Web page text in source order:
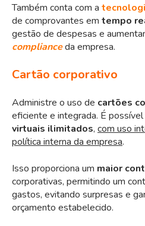
Também conta com a
de comprovantes em tempo
gestão de despesas e
complianceda empresa.
Cartão corporativo
Administre o uso de cartões
eficiente e integrada. É possível
virtuais ilimitados, com uso
política interna da empresa.
Isso proporciona um maior
corporativas, permitindo um
gastos, evitando surpresas e
orçamento estabelecido.